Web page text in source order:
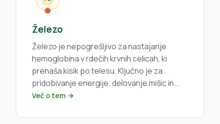
Železo
Železo je nepogrešljivo za nastajanje
hemoglobina v rdečih krvnih celicah, ki
prenaša kisik po telesu. Ključno je za
pridobivanje energije, delovanje mišic in...
Več o tem →